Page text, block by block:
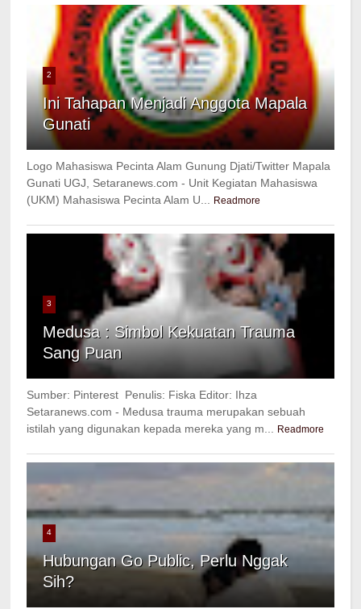
2
Ini Tahapan Menjadi Anggota Mapala
Gunati
Logo Mahasiswa Pecinta Alam Gunung Djati/Twitter Mapala
Gunati UGJ, Setaranews.com - Unit Kegiatan Mahasiswa
(UKM) Mahasiswa Pecinta Alam U...
Readmore
3
Medusa : Simbol Kekuatan Trauma
Sang Puan
Sumber: Pinterest Penulis: Fiska Editor: Ihza
Setaranews.com - Medusa trauma merupakan sebuah
istilah yang digunakan kepada mereka yang m...
Readmore
4
Hubungan Go Public, Perlu Nggak
Sih?